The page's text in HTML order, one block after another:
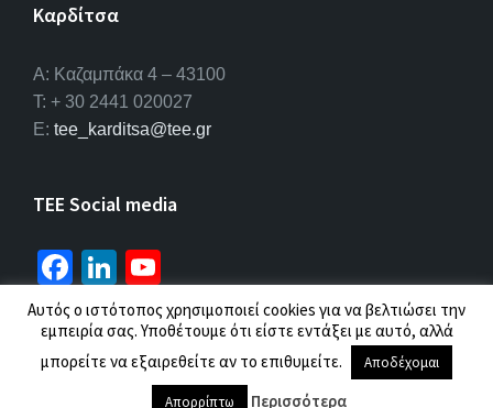
Καρδίτσα
Α: Καζαμπάκα 4 – 43100
T: + 30 2441 020027
E: tee_karditsa@tee.gr
TEE Social media
Fa
ce
b
o
Li
n
ke
dI
u
T
u
© 2026 ΤΕΕ |Πολιτική προσωπικών δεδομένων
Αυτός ο ιστότοπος χρησιμοποιεί cookies για να βελτιώσει την
εμπειρία σας. Υποθέτουμε ότι είστε εντάξει με αυτό, αλλά
μπορείτε να εξαιρεθείτε αν το επιθυμείτε.
Αποδέχομαι
Απορρίπτω Περισσότερα